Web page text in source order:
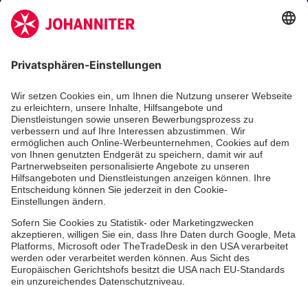
Zertifizierung der Johanniter-Unfall-Hilfe e.V.
Die Johanniter GmbH führt das Spendenzertifikat
des Deutschen Spendenrats e.V.
Dienste & Leistungen